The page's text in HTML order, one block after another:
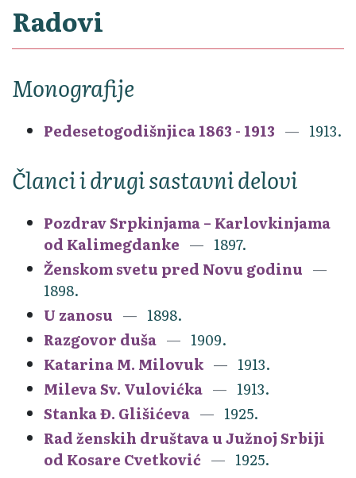
Radovi
Monografije
Pedesetogodišnjica 1863 - 1913 1913.
Članci i drugi sastavni delovi
Pozdrav Srpkinjama – Karlovkinjama
od Kalimegdanke
1897.
Ženskom svetu pred Novu godinu
1898.
U zanosu
1898.
Razgovor duša
1909.
Katarina M. Milovuk
1913.
Mileva Sv. Vulovićka
1913.
Stanka Đ. Glišićeva
1925.
Rad ženskih društava u Južnoj Srbiji
od Kosare Cvetković
1925.